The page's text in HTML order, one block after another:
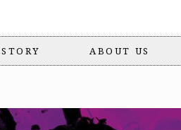
ABOUT US